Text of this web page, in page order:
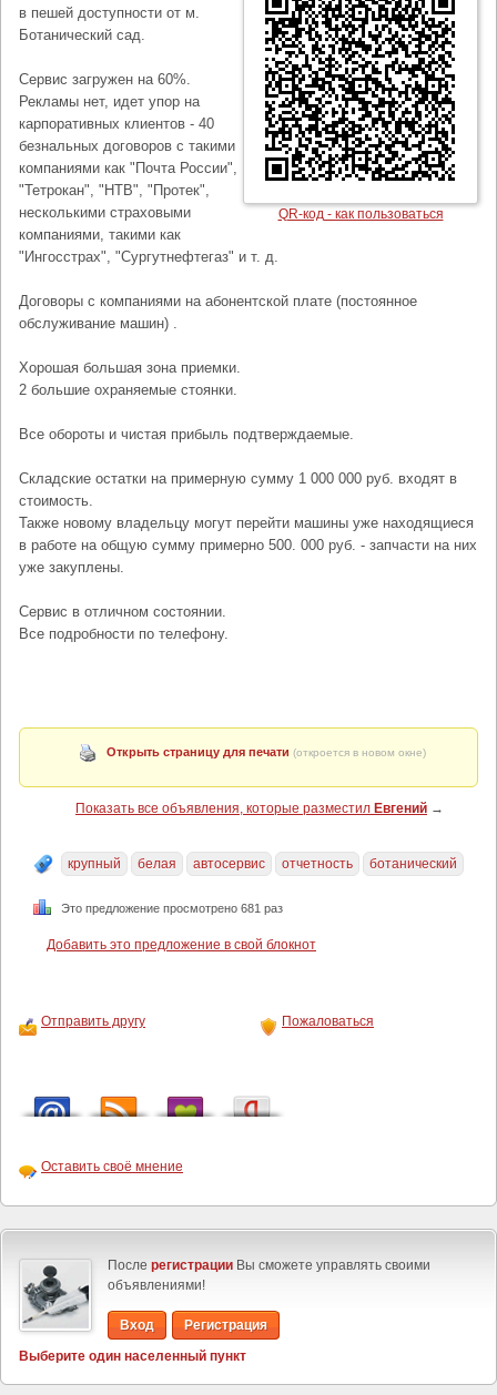
QR-код - как пользоваться
в пешей доступности от м.
Ботанический сад.
Сервис загружен на 60%.
Рекламы нет, идет упор на
карпоративных клиентов - 40
безнальных договоров с такими
компаниями как "Почта России",
"Тетрокан", "НТВ", "Протек",
несколькими страховыми
компаниями, такими как
"Ингосстрах", "Сургутнефтегаз" и т. д.
Договоры с компаниями на абонентской плате (постоянное
обслуживание машин) .
Хорошая большая зона приемки.
2 большие охраняемые стоянки.
Все обороты и чистая прибыль подтверждаемые.
Складские остатки на примерную сумму 1 000 000 руб. входят в
стоимость.
Также новому владельцу могут перейти машины уже находящиеся
в работе на общую сумму примерно 500. 000 руб. - запчасти на них
уже закуплены.
Сервис в отличном состоянии.
Все подробности по телефону.
Открыть страницу для печати (откроется в новом окне)
Показать все объявления, которые разместил Евгений →
крупный белая автосервис отчетность ботанический
Это предложение просмотрено 681 раз
Добавить это предложение в свой блокнот
Отправить другу Пожаловаться
Оставить своё мнение
После регистрации Вы сможете управлять своими
объявлениями!
Вход
Регистрация
Выберите один населенный пункт